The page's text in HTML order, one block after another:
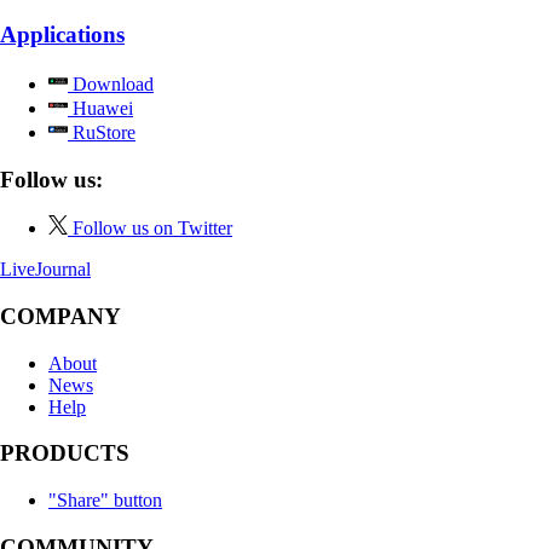
Applications
Download
Huawei
RuStore
Follow us:
Follow us on Twitter
LiveJournal
COMPANY
About
News
Help
PRODUCTS
"Share" button